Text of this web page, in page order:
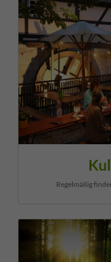
Regelmäßig